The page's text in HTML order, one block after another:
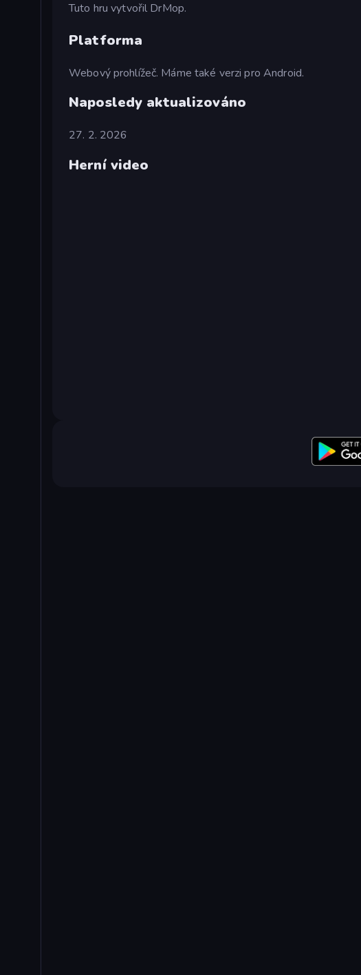
Tuto hru vytvořil DrMop.
Platforma
Webový prohlížeč. Máme také verzi pro Android.
Naposledy aktualizováno
27. 2. 2026
Herní video